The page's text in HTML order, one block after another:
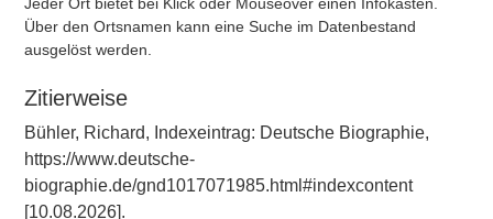
Über den Ortsnamen kann eine Suche im Datenbestand
ausgelöst werden.
Zitierweise
Bühler, Richard, Indexeintrag: Deutsche Biographie,
https://www.deutsche-
biographie.de/gnd1017071985.html#indexcontent
[10.08.2026].